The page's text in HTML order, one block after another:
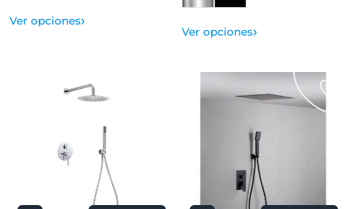
Ver opciones›
Ver opciones›